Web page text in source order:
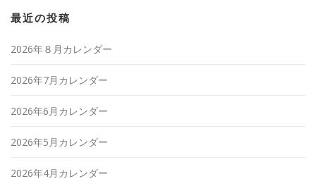
最近の投稿
2026年８月カレンダー
2026年7月カレンダー
2026年6月カレンダー
2026年5月カレンダー
2026年4月カレンダー